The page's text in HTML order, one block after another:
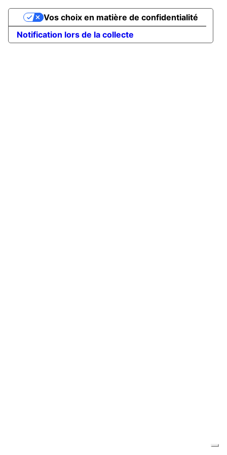
Notification lors de la collecte
Vos choix en matière de confidentialité